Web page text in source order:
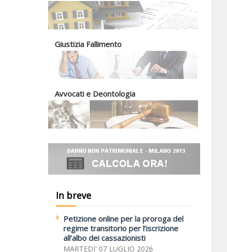
Giustizia Fallimento
Avvocati e Deontologia
In breve
Petizione online per la proroga del
regime transitorio per l’iscrizione
all’albo dei cassazionisti
MARTEDI' 07 LUGLIO 2026